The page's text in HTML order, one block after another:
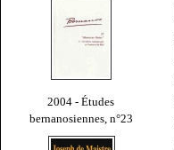
2004 - Études
bernanosiennes, n°23